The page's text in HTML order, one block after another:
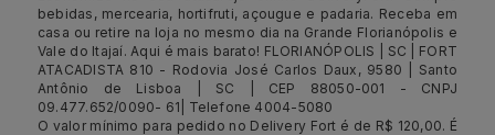
bebidas, mercearia, hortifruti, açougue e padaria. Receba em
casa ou retire na loja no mesmo dia na Grande Florianópolis e
Vale do Itajaí. Aqui é mais barato! FLORIANÓPOLIS | SC | FORT
ATACADISTA 810 - Rodovia José Carlos Daux, 9580 | Santo
Antônio de Lisboa | SC | CEP 88050-001 - CNPJ
09.477.652/0090- 61| Telefone 4004-5080
O valor mínimo para pedido no Delivery Fort é de R$ 120,00. É